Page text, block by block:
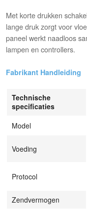
Met korte drukken
lange druk zorgt voor
paneel werkt naadloos
lampen en controllers.
Fabrikant Handleiding
Technische
specificaties
Model
Voeding
Protocol
Zendvermogen